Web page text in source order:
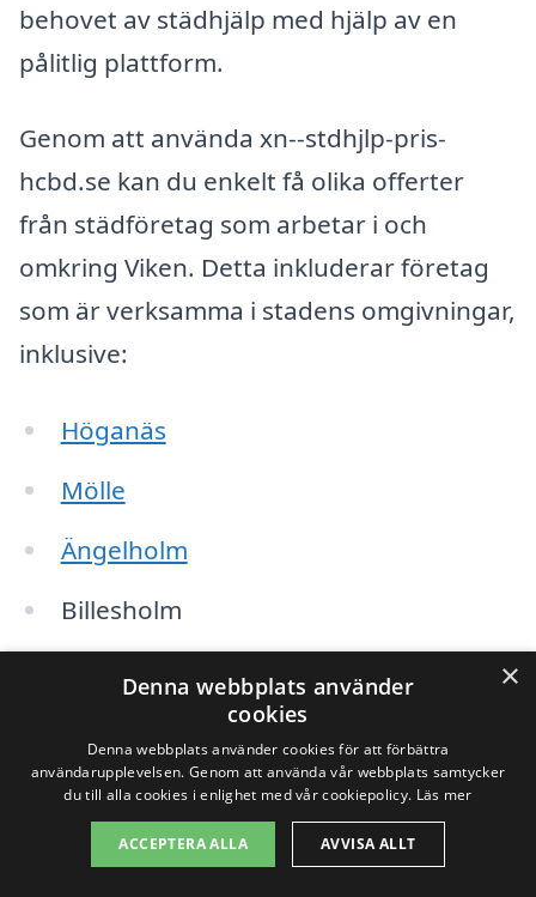
behovet av städhjälp med hjälp av en
pålitlig plattform.
Genom att använda xn--stdhjlp-pris-
hcbd.se kan du enkelt få olika offerter
från städföretag som arbetar i och
omkring Viken. Detta inkluderar företag
som är verksamma i stadens omgivningar,
inklusive:
Höganäs
Mölle
Ängelholm
Billesholm
Skäret
Rörelse
×
Denna webbplats använder
cookies
Denna webbplats använder cookies för att förbättra
användarupplevelsen. Genom att använda vår webbplats samtycker
du till alla cookies i enlighet med vår cookiepolicy. Läs mer
ACCEPTERA ALLA AVVISA ALLT